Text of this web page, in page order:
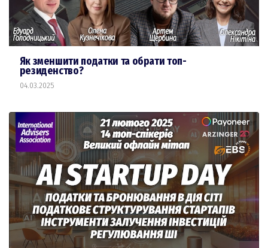
Як зменшити податки та обрати топ-
резиденство?
04.03.2025